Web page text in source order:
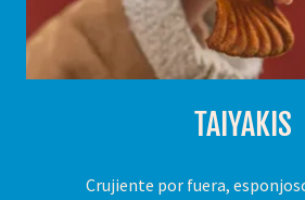
TAIYAKIS
Crujiente por fuera,